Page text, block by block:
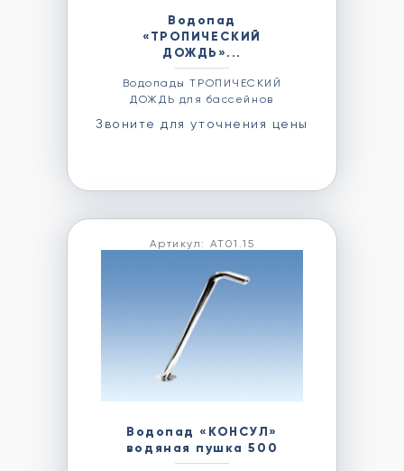
Водопад
«ТРОПИЧЕСКИЙ
ДОЖДЬ»...
Водопады ТРОПИЧЕСКИЙ
ДОЖДЬ для бассейнов
Звоните для уточнения цены
Артикул: АТ01.15
Водопад «КОНСУЛ»
водяная пушка 500